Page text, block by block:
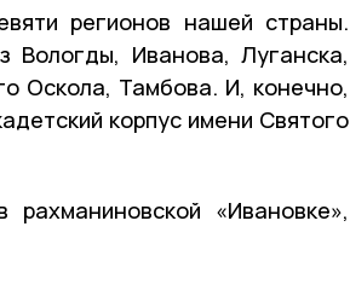
регионов нашей страны.
Вологды, Иванова, Луганска,
Оскола, Тамбова. И, конечно,
корпус имени Святого
«Ивановке»,